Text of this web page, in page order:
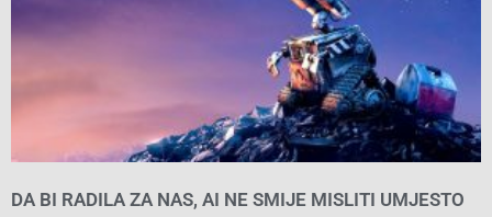
DA BI RADILA ZA NAS, AI NE SMIJE MISLITI UMJESTO